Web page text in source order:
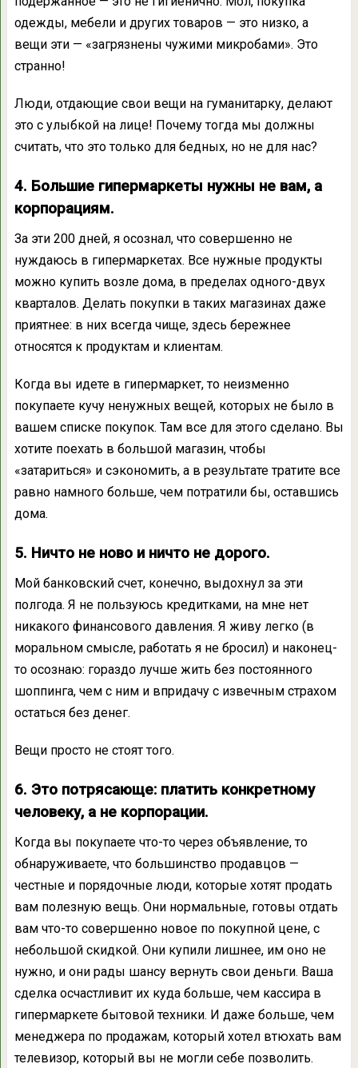
одежды, мебели и других товаров — это низко, а
вещи эти — «загрязнены чужими микробами». Это
странно!
Люди, отдающие свои вещи на гуманитарку, делают
это с улыбкой на лице! Почему тогда мы должны
считать, что это только для бедных, но не для нас?
4. Большие гипермаркеты нужны не вам, а
корпорациям.
За эти 200 дней, я осознал, что совершенно не
нуждаюсь в гипермаркетах. Все нужные продукты
можно купить возле дома, в пределах одного-двух
кварталов. Делать покупки в таких магазинах даже
приятнее: в них всегда чище, здесь бережнее
относятся к продуктам и клиентам.
Когда вы идете в гипермаркет, то неизменно
покупаете кучу ненужных вещей, которых не было в
вашем списке покупок. Там все для этого сделано. Вы
хотите поехать в большой магазин, чтобы
«затариться» и сэкономить, а в результате тратите все
равно намного больше, чем потратили бы, оставшись
дома.
5. Ничто не ново и ничто не дорого.
Мой банковский счет, конечно, выдохнул за эти
полгода. Я не пользуюсь кредитками, на мне нет
никакого финансового давления. Я живу легко (в
моральном смысле, работать я не бросил) и наконец-
то осознаю: гораздо лучше жить без постоянного
шоппинга, чем с ним и впридачу с извечным страхом
остаться без денег.
Вещи просто не стоят того.
6. Это потрясающе: платить конкретному
человеку, а не корпорации.
Когда вы покупаете что-то через объявление, то
обнаруживаете, что большинство продавцов —
честные и порядочные люди, которые хотят продать
вам полезную вещь. Они нормальные, готовы отдать
вам что-то совершенно новое по покупной цене, с
небольшой скидкой. Они купили лишнее, им оно не
нужно, и они рады шансу вернуть свои деньги. Ваша
сделка осчастливит их куда больше, чем кассира в
гипермаркете бытовой техники. И даже больше, чем
менеджера по продажам, который хотел втюхать вам
телевизор, который вы не могли себе позволить.